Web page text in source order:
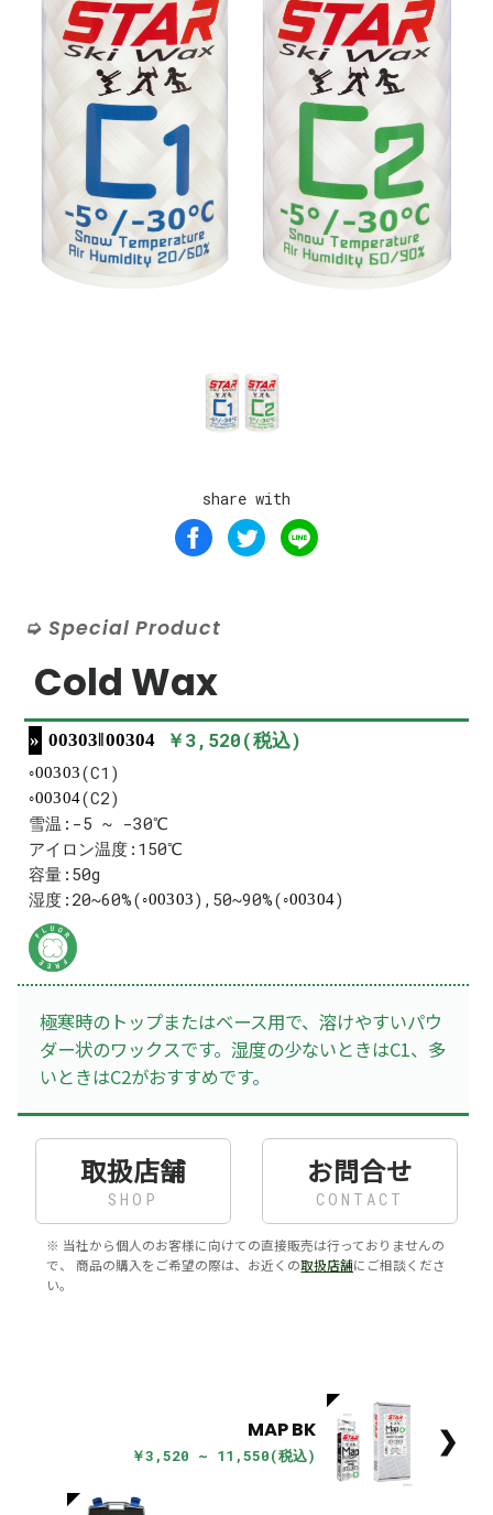
share with
Special Product
Cold Wax
00303‖00304 ￥3,520(税込)
00303(C1)
00304(C2)
雪温:-5 ~ -30℃
アイロン温度:150℃
容量:50g
湿度:20~60%( 00303),50~90%( 00304)
極寒時のトップまたはベース用で、溶けやすいパウ
ダー状のワックスです。湿度の少ないときはC1、多
いときはC2がおすすめです。
取扱店舗
SHOP
お問合せ
CONTACT
※ 当社から個人のお客様に向けての直接販売は行っておりませんの
で、 商品の購入をご希望の際は、お近くの取扱店舗にご相談くださ
い。
MAP BK
￥3,520 ~ 11,550(税込) ❯